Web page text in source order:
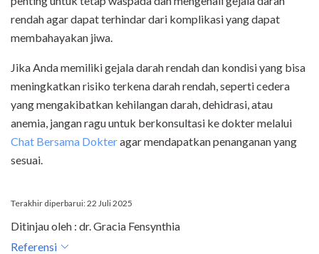
rendah agar dapat terhindar dari komplikasi yang dapat
membahayakan jiwa.
Jika Anda memiliki gejala darah rendah dan kondisi yang bisa
meningkatkan risiko terkena darah rendah, seperti cedera
yang mengakibatkan kehilangan darah, dehidrasi, atau
anemia, jangan ragu untuk berkonsultasi ke dokter melalui
Chat Bersama Dokteragar mendapatkan penanganan yang
sesuai.
Terakhir diperbarui: 22 Juli 2025